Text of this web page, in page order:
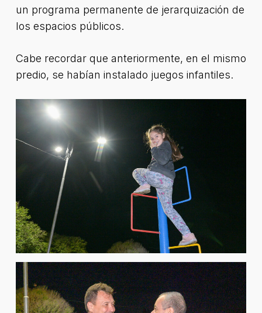
un programa permanente de jerarquización de
los espacios públicos.
Cabe recordar que anteriormente, en el mismo
predio, se habían instalado juegos infantiles.